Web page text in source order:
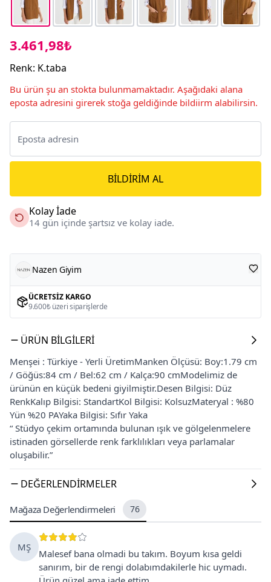
3.461,98₺
Renk: K.taba
Bu ürün şu an stokta bulunmamaktadır. Aşağıdaki alana
eposta adresini girerek stoğa geldiğinde bildiirm alabilirsin.
BILDIRIM AL
Kolay İade
14 gün içinde şartsız ve kolay iade.
Nazen Giyim
ÜCRETSIZ KARGO
9.600₺ üzeri siparişlerde
ÜRÜN BILGILERI
Menşei : Türkiye - Yerli ÜretimManken Ölçüsü: Boy:1.79 cm
/ Göğüs:84 cm / Bel:62 cm / Kalça:90 cmModelimiz de
ürünün en küçük bedeni giyilmiştir.Desen Bilgisi: Düz
RenkKalıp Bilgisi: StandartKol Bilgisi: KolsuzMateryal : %80
Yün %20 PAYaka Bilgisi: Sıfır Yaka
“ Stüdyo çekim ortamında bulunan ışık ve gölgelenmelere
istinaden görsellerde renk farklılıkları veya parlamalar
oluşabilir.”
DEĞERLENDIRMELER
Mağaza Değerlendirmeleri 76
MŞ
Malesef bana olmadi bu takım. Boyum kısa geldi
sanırım, bir de rengi dolabımdakilerle hic uymadı.